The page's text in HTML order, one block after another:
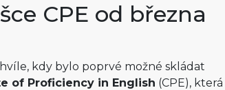
CPE od března
kdy bylo poprvé možné skládat
of Proficiency in English (CPE), která